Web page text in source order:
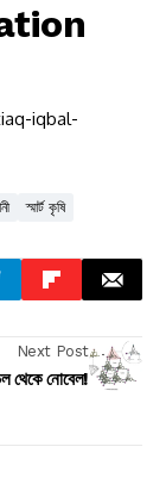
iqbal-
স্মার্ট কৃষি
Next Post
থেকে নোবেল!